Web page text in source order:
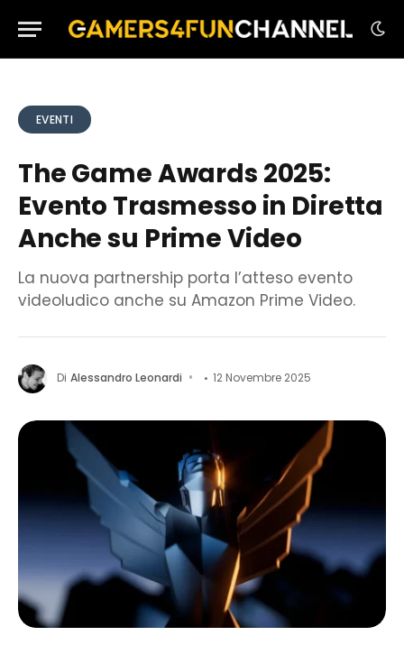
EVENTI
The Game Awards 2025:
Evento Trasmesso in Diretta
Anche su Prime Video
La nuova partnership porta l’atteso evento
videoludico anche su Amazon Prime Video.
Di Alessandro Leonardi 12 Novembre 2025